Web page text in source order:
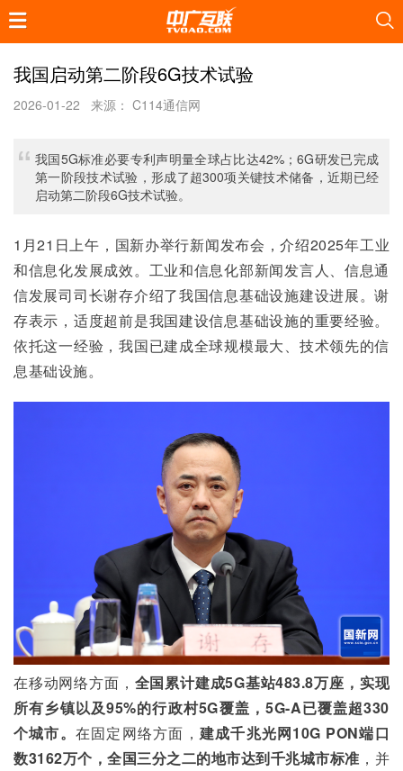
我国启动第二阶段6G技术试验
2026-01-22 来源： C114通信网
我国5G标准必要专利声明量全球占比达42%；6G研发已完成
第一阶段技术试验，形成了超300项关键技术储备，近期已经
启动第二阶段6G技术试验。
1月21日上午，国新办举行新闻发布会，介绍2025年工业
和信息化发展成效。工业和信息化部新闻发言人、信息通
信发展司司长谢存介绍了我国信息基础设施建设进展。谢
存表示，适度超前是我国建设信息基础设施的重要经验。
依托这一经验，我国已建成全球规模最大、技术领先的信
息基础设施。
在移动网络方面， 全国累计建成5G基站483.8万座，实现
所有乡镇以及95%的行政村5G覆盖，5G-A已覆盖超330
个城市。 在固定网络方面， 建成千兆光网10G PON端口
数3162万个，全国三分之二的地市达到千兆城市标准 ，并